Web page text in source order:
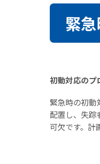
緊
初動対応のプ
緊急時の初動
配置し、失踪
可欠です。計